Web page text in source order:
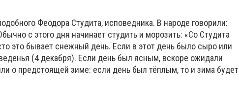
Феодора Студита, исповедника. В народе говорили:
с этого дня начинает студить и морозить: «Со Студита
это бывает снежный день. Если в этот день было сыро или
(4 декабря). Если день был ясным, вскоре ожидали
о предстоящей зиме: если день был тёплым, то и зима будет